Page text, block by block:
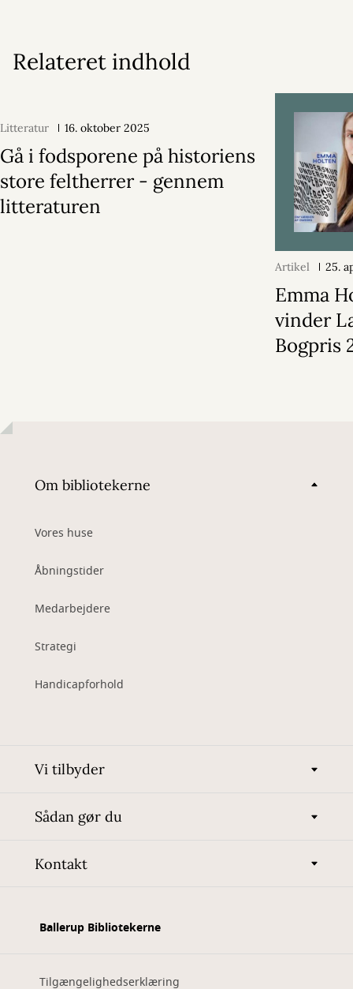
Relateret indhold
Litteratur 16. oktober 2025
Gå i fodsporene på historiens
store feltherrer - gennem
litteraturen
Artikel 25.
Emma
vinder
Bogpris
Om bibliotekerne
Vores huse
Åbningstider
Medarbejdere
Strategi
Handicapforhold
Vi tilbyder
Sådan gør du
Kontakt
Ballerup Bibliotekerne
Tilgængelighedserklæring